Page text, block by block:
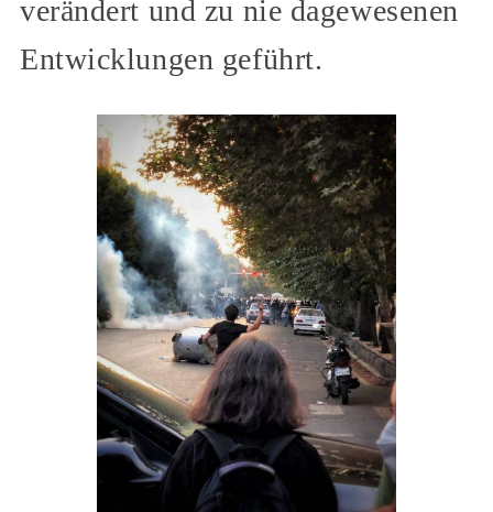
verändert und zu nie dagewesenen
Entwicklungen geführt.